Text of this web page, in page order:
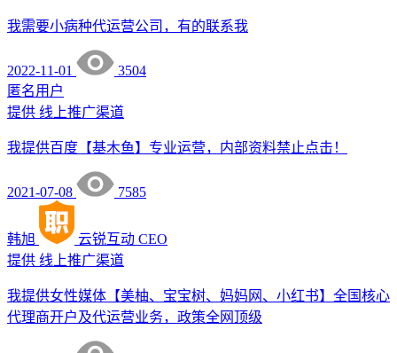
我需要小病种代运营公司，有的联系我
2022-11-01
3504
匿名用户
提供 线上推广渠道
我提供百度【基木鱼】专业运营，内部资料禁止点击！
2021-07-08 7585
韩旭 云锐互动 CEO
提供 线上推广渠道
我提供女性媒体【美柚、宝宝树、妈妈网、小红书】全国核心
代理商开户及代运营业务，政策全网顶级